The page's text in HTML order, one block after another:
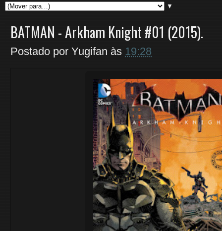
▼
BATMAN - Arkham Knight #01 (2015).
Postado por Yugifan às 19:28